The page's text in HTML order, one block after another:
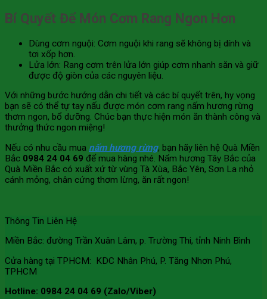
Bí Quyết Để Món Cơm Rang Ngon Hơn
Dùng cơm nguội: Cơm nguội khi rang sẽ không bị dính và
tơi xốp hơn.
Lửa lớn: Rang cơm trên lửa lớn giúp cơm nhanh săn và giữ
được độ giòn của các nguyên liệu.
Với những bước hướng dẫn chi tiết và các bí quyết trên, hy vọng
bạn sẽ có thể tự tay nấu được món cơm rang nấm hương rừng
thơm ngon, bổ dưỡng. Chúc bạn thực hiện món ăn thành công và
thưởng thức ngon miệng!
Nếu có nhu cầu mua nấm hương rừng, bạn hãy liên hệ Quà Miền
Bắc 0984 24 04 69 để mua hàng nhé. Nấm hương Tây Bắc của
Quà Miền Bắc có xuất xứ từ vùng Tà Xùa, Bắc Yên, Sơn La nhỏ
cánh mỏng, chân cứng thơm lừng, ăn rất ngon!
Thông Tin Liên Hệ
Miền Bắc: đường Trần Xuân Lâm, p. Trường Thi, tỉnh Ninh Bình
Cửa hàng tại TPHCM: KDC Nhân Phú, P. Tăng Nhơn Phú,
TPHCM
Hotline: 0984 24 04 69 (Zalo/Viber)